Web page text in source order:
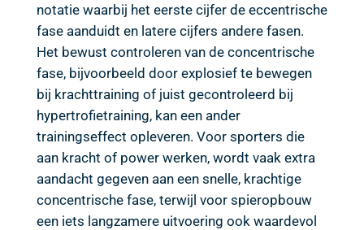
notatie waarbij het eerste cijfer de eccentrische
fase aanduidt en latere cijfers andere fasen.
Het bewust controleren van de concentrische
fase, bijvoorbeeld door explosief te bewegen
bij krachttraining of juist gecontroleerd bij
hypertrofietraining, kan een ander
trainingseffect opleveren. Voor sporters die
aan kracht of power werken, wordt vaak extra
aandacht gegeven aan een snelle, krachtige
concentrische fase, terwijl voor spieropbouw
een iets langzamere uitvoering ook waardevol